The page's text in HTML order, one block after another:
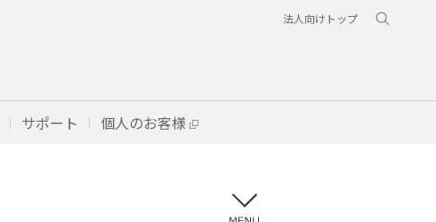
法人向けトップ
サポート 個人のお客様